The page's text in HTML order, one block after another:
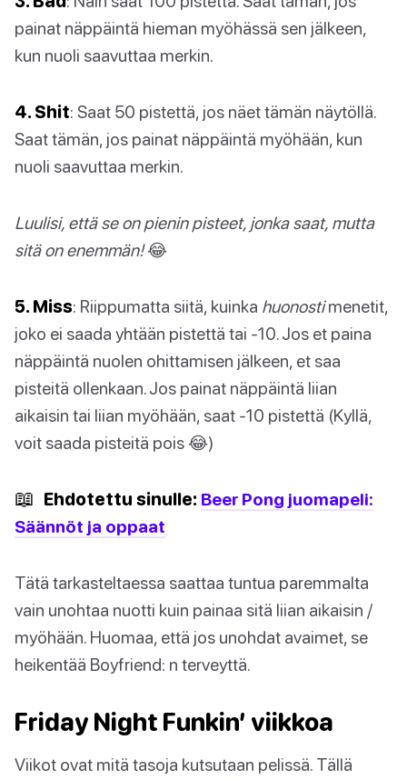
painat näppäintä hieman myöhässä sen jälkeen,
kun nuoli saavuttaa merkin.
4. Shit: Saat 50 pistettä, jos näet tämän näytöllä.
Saat tämän, jos painat näppäintä myöhään, kun
nuoli saavuttaa merkin.
Luulisi, että se on pienin pisteet, jonka saat, mutta
sitä on enemmän!😂
5. Miss: Riippumatta siitä, kuinka huonostimenetit,
joko ei saada yhtään pistettä tai -10. Jos et paina
näppäintä nuolen ohittamisen jälkeen, et saa
pisteitä ollenkaan. Jos painat näppäintä liian
aikaisin tai liian myöhään, saat -10 pistettä (Kyllä,
voit saada pisteitä pois 😂)
📖 Ehdotettu sinulle: Beer Pong juomapeli:
Säännöt ja oppaat
Tätä tarkasteltaessa saattaa tuntua paremmalta
vain unohtaa nuotti kuin painaa sitä liian aikaisin /
myöhään. Huomaa, että jos unohdat avaimet, se
heikentää Boyfriend: n terveyttä.
Friday Night Funkin’ viikkoa
Viikot ovat mitä tasoja kutsutaan pelissä. Tällä